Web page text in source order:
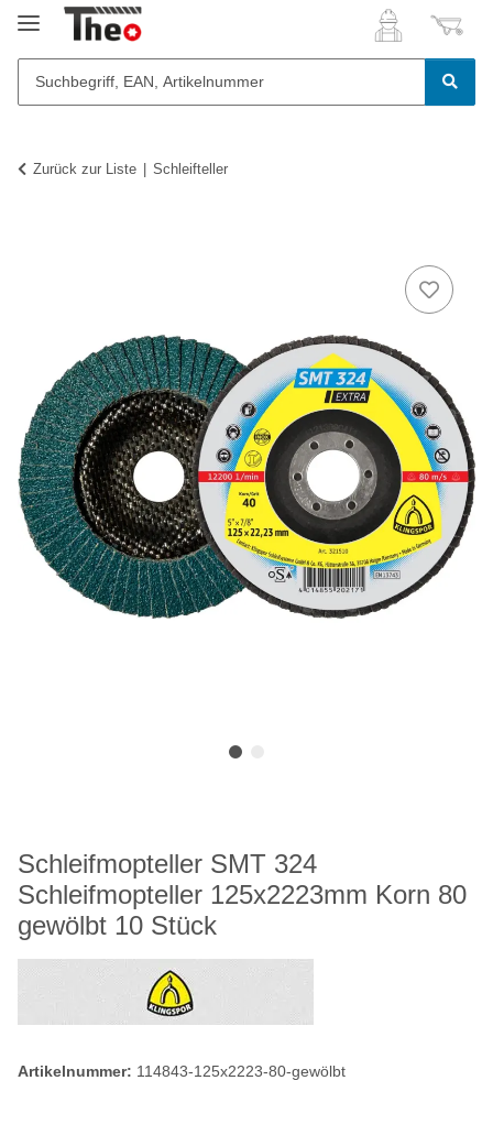
Zurück zur Liste Schleifteller
Schleifmopteller SMT 324
Schleifmopteller 125x2223mm Korn 80
gewölbt 10 Stück
Artikelnummer: 114843-125x2223-80-gewölbt